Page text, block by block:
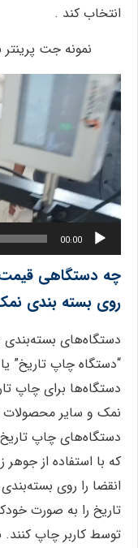
انتخاب کند .
نمونه جت
نمایشگر
ویدیو
00:00
چه دستگاهی قیمت ،
روی بسته بندی
دستگاه‌های بسته‌بندی و
“دستگاه چاپ تاریخ” یا
دستگاه‌ها برای چاپ
نمک و سایر محصولات
دستگاه‌های چاپ
که با استفاده از جوهر
انقضا را روی بسته‌بندی
تاریخ را به صورت
توسط کاربر چاپ کنند.